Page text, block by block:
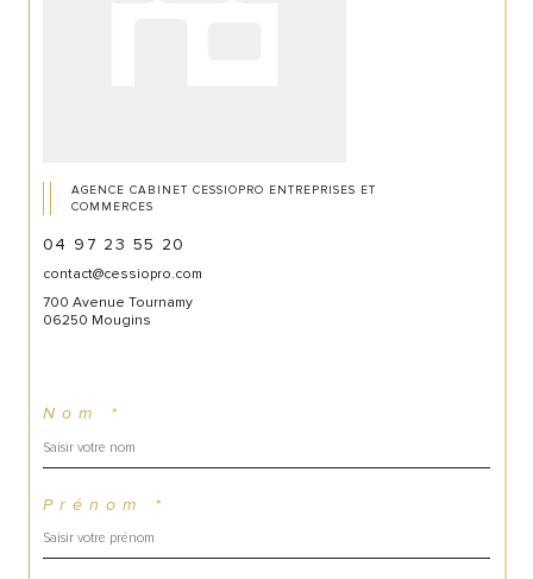
AGENCE CABINET CESSIOPRO ENTREPRISES ET
COMMERCES
04 97 23 55 20
contact@cessiopro.com
700 Avenue Tournamy
06250 Mougins
Nom *
Prénom *